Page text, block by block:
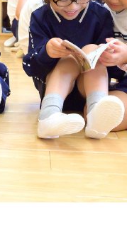
稚
園
紹
介
～
花
壇
＆
植